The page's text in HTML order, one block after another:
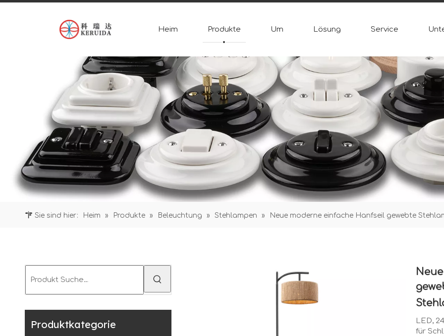
Heim Produkte Um Lösung Service
Sie sind hier: Heim » Produkte » Beleuchtung » Stehlampen » Neue moderne einfache Hanfseil gewebte
Produktkategorie
LED,
für